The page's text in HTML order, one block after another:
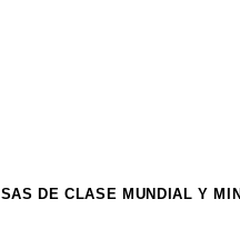
DE CLASE MUNDIAL Y